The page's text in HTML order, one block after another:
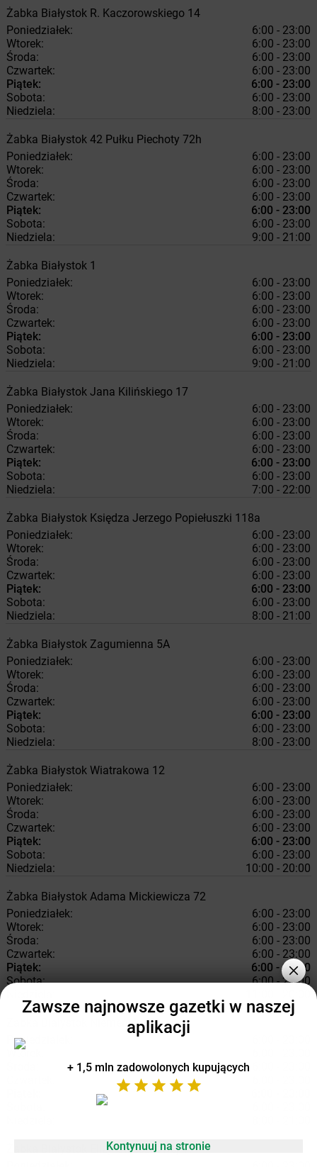
Żabka Białystok R. Kaczorowskiego 14
Poniedziałek:
6:00 - 23:00
Wtorek:
6:00 - 23:00
Środa:
6:00 - 23:00
Czwartek:
6:00 - 23:00
Piątek:
6:00 - 23:00
Sobota:
6:00 - 23:00
Niedziela:
8:00 - 23:00
Żabka Białystok 42 Pułku Piechoty 72h
Poniedziałek:
6:00 - 23:00
Wtorek:
6:00 - 23:00
Środa:
6:00 - 23:00
Czwartek:
6:00 - 23:00
Piątek:
6:00 - 23:00
Sobota:
6:00 - 23:00
Niedziela:
9:00 - 21:00
Żabka Białystok 1
Poniedziałek:
6:00 - 23:00
Wtorek:
6:00 - 23:00
Środa:
6:00 - 23:00
Czwartek:
6:00 - 23:00
Piątek:
6:00 - 23:00
Sobota:
6:00 - 23:00
Niedziela:
9:00 - 21:00
Żabka Białystok Jana Kilińskiego 17
Poniedziałek:
6:00 - 23:00
Wtorek:
6:00 - 23:00
Środa:
6:00 - 23:00
Czwartek:
6:00 - 23:00
Piątek:
6:00 - 23:00
Sobota:
6:00 - 23:00
Niedziela:
7:00 - 22:00
Żabka Białystok Księdza Jerzego Popiełuszki 118a
Poniedziałek:
6:00 - 23:00
Wtorek:
6:00 - 23:00
Środa:
6:00 - 23:00
Czwartek:
6:00 - 23:00
Piątek:
6:00 - 23:00
Sobota:
6:00 - 23:00
Niedziela:
8:00 - 21:00
Żabka Białystok Zagumienna 5A
Poniedziałek:
6:00 - 23:00
Wtorek:
6:00 - 23:00
Środa:
6:00 - 23:00
Czwartek:
6:00 - 23:00
Piątek:
6:00 - 23:00
Sobota:
6:00 - 23:00
Niedziela:
8:00 - 23:00
Żabka Białystok Wiatrakowa 12
Poniedziałek:
6:00 - 23:00
Wtorek:
6:00 - 23:00
Środa:
6:00 - 23:00
Czwartek:
6:00 - 23:00
Piątek:
6:00 - 23:00
Sobota:
6:00 - 23:00
Niedziela:
10:00 - 20:00
Żabka Białystok Adama Mickiewicza 72
Poniedziałek:
6:00 - 23:00
Wtorek:
6:00 - 23:00
Środa:
6:00 - 23:00
Czwartek:
6:00 - 23:00
Piątek:
6:00 - 23:00
Sobota:
6:00 - 23:00
Niemeńska 6
Poniedziałek:
Wtorek:
Elizy Orzeszkowej 17
Zawsze najnowsze gazetki w naszej
aplikacji
+ 1,5 mln zadowolonych kupujących
Kontynuuj na stronie